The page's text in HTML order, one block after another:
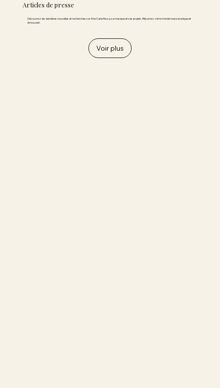
Articles de presse
Découvrez les dernières nouvelles et recherches sur Ana Carla Maza, sa musique et ses projets. Résumez votre monde musical unique et
émouvant.
Voir plus